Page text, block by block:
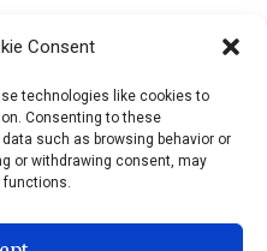
Consent
technologies like cookies to
Consenting to these
such as browsing behavior or
or withdrawing consent, may
functions.